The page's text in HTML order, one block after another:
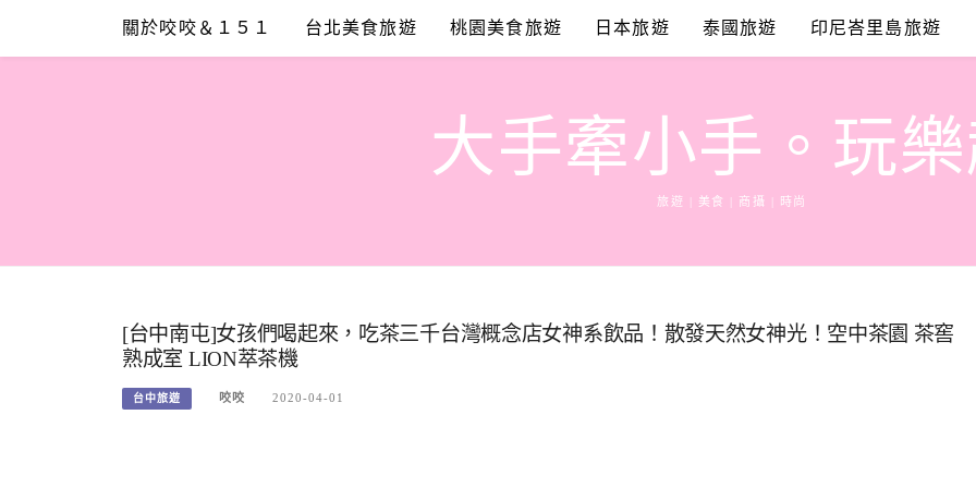
content
關於咬咬＆１５１ 台北美食旅遊 桃園美食旅遊 日本旅遊 泰國旅遊 印尼峇里島旅遊
大手牽小手。玩
旅遊 | 美食 | 商攝 | 時尚
[台中南屯]女孩們喝起來，吃茶三千台灣概念店女神系飲品！散發天然女神光！空中茶園 茶窖
熟成室 LION萃茶機
台中旅遊 咬咬 2020-04-01